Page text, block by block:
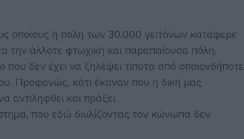
οποίους η πόλη των 30.000 γειτόνων κατάφερε
την άλλοτε φτωχική και παραπαίουσα πόλη,
δεν έχει να ζηλέψει τίποτα από οποιονδήποτε
Προφανώς, κάτι έκαναν που η δική μας
αντιληφθεί και πράξει.
που εδώ διυλίζοντας τον κώνωπα δεν